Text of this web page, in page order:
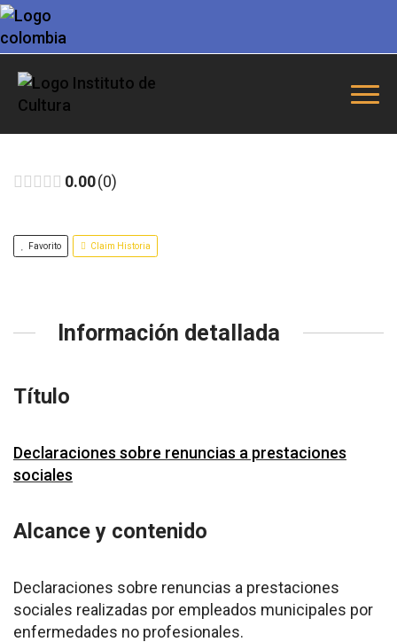
0.00 0
Favorito Claim Historia
Información detallada
Título
Declaraciones sobre renuncias a prestaciones
sociales
Alcance y contenido
Declaraciones sobre renuncias a prestaciones
sociales realizadas por empleados municipales por
enfermedades no profesionales.